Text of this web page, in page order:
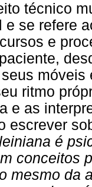
técnico
e se refere
e
ritmo
e as
escrever
é
conceitos
mesmo da